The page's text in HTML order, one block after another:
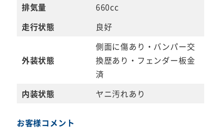
排気量
660cc
走行状態
良好
外装状態
側面に傷あり・バンパー交
換歴あり・フェンダー板金
済
内装状態
ヤニ汚れあり
お客様コメント